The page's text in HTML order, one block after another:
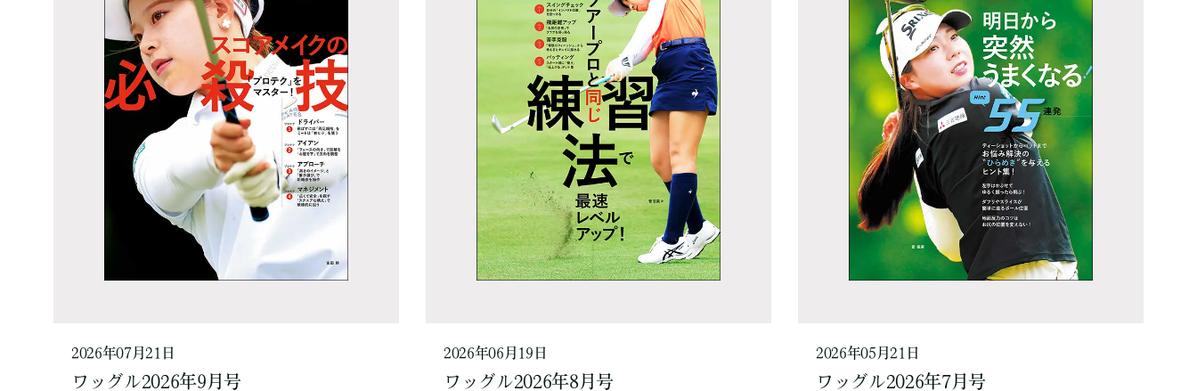
2026年07月21日
ワッグル2026年9月号
2026年06月19日
ワッグル2026年8月号
2026年05月21日
ワッグル2026年7月号